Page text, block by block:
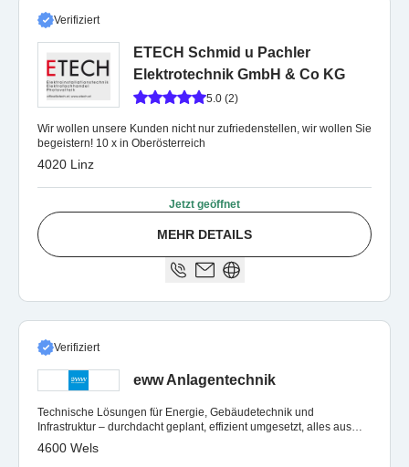
Verifiziert
ETECH Schmid u Pachler
Elektrotechnik GmbH & Co KG
5.0 (2)
Wir wollen unsere Kunden nicht nur zufriedenstellen, wir wollen Sie
begeistern! 10 x in Oberösterreich
4020 Linz
Jetzt geöffnet
MEHR DETAILS
Verifiziert
eww Anlagentechnik
Technische Lösungen für Energie, Gebäudetechnik und
Infrastruktur – durchdacht geplant, effizient umgesetzt, alles aus
einer Hand.
4600 Wels